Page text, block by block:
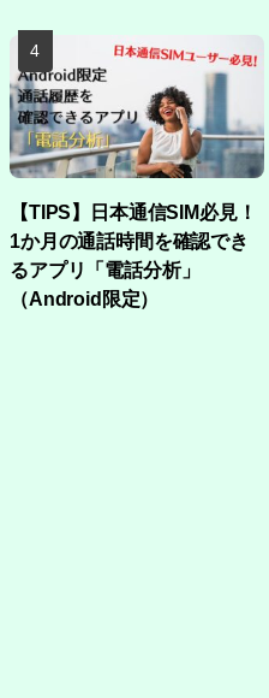
【TIPS】日本通信SIM必見！
1か月の通話時間を確認でき
るアプリ「電話分析」
（Android限定）